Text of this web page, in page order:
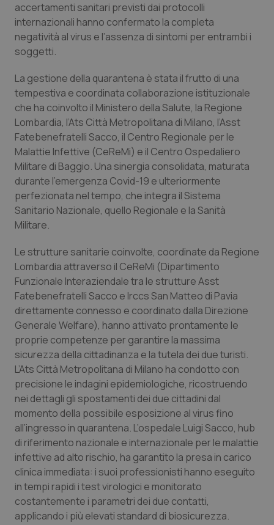
Basilicata
Calabria
Campania
Emilia-Romagna
Friuli Venezia Giulia
Lazio
Liguria
Marche
Molise
Piemonte
Provincia Autonoma di Bolzano
Provincia Autonoma di Trento
Puglia
Sardegna
Sicilia
Artrite & artrosi
Asma & BPCO
Car-T
Colesterolo & coronaropatie
Dermatite Atopica
Diabete & glucometri
Disturbi dell’umore
Donna & Salute
Epatiti
HIV
Infezioni & Febbre
Ipertensione & Scompenso
Malattie rare
Malattia di Crohn & Rettocolite Ulcerosa
Neuroscienze & patologie neurodegenerative
QS Club Newsletter
accertamenti sanitari previsti dai protocolli
internazionali hanno confermato la completa
negatività al virus e l’assenza di sintomi per entrambi i
soggetti.
La gestione della quarantena è stata il frutto di una
tempestiva e coordinata collaborazione istituzionale
che ha coinvolto il Ministero della Salute, la Regione
Lombardia, l’Ats Città Metropolitana di Milano, l’Asst
Fatebenefratelli Sacco, il Centro Regionale per le
Malattie Infettive (CeReMi) e il Centro Ospedaliero
Militare di Baggio. Una sinergia consolidata, maturata
durante l’emergenza Covid-19 e ulteriormente
perfezionata nel tempo, che integra il Sistema
Sanitario Nazionale, quello Regionale e la Sanità
Militare.
Le strutture sanitarie coinvolte, coordinate da Regione
Lombardia attraverso il CeReMi (Dipartimento
Funzionale Interaziendale tra le strutture Asst
Fatebenefratelli Sacco e Irccs San Matteo di Pavia
direttamente connesso e coordinato dalla Direzione
Generale Welfare), hanno attivato prontamente le
proprie competenze per garantire la massima
sicurezza della cittadinanza e la tutela dei due turisti.
L’Ats Città Metropolitana di Milano ha condotto con
precisione le indagini epidemiologiche, ricostruendo
nei dettagli gli spostamenti dei due cittadini dal
momento della possibile esposizione al virus fino
all’ingresso in quarantena. L’ospedale Luigi Sacco, hub
di riferimento nazionale e internazionale per le malattie
infettive ad alto rischio, ha garantito la presa in carico
clinica immediata: i suoi professionisti hanno eseguito
in tempi rapidi i test virologici e monitorato
costantemente i parametri dei due contatti,
applicando i più elevati standard di biosicurezza.